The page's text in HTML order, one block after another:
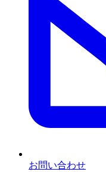
お問い合わせ